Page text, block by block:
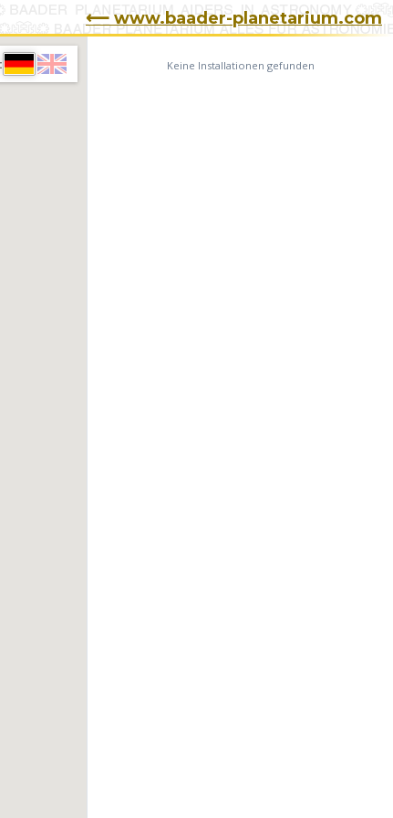
⟵ www.baader-planetarium.com
Keine Installationen gefunden